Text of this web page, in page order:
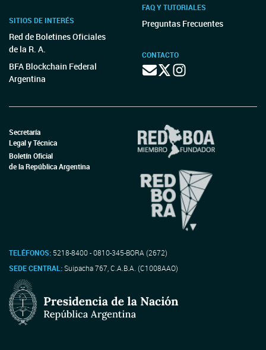
SITIOS DE INTERÉS
Red de Boletines Oficiales
de la R. A.
BFA Blockchain Federal
Argentina
FAQ Y TUTORIALES
Preguntas Frecuentes
CONTACTO
Secretaría
Legal y Técnica
Boletín Oficial
de la República Argentina
TELÉFONOS: 5218-8400 - 0810-345-BORA (2672)
SEDE CENTRAL:Suipacha 767, C.A.B.A. (C1008AAO)